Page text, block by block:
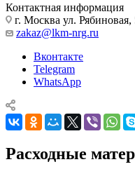
Контактная информация
г. Москва ул.
zakaz@lkm-nrg.ru
Вконтакте
Telegram
WhatsApp
Расходные